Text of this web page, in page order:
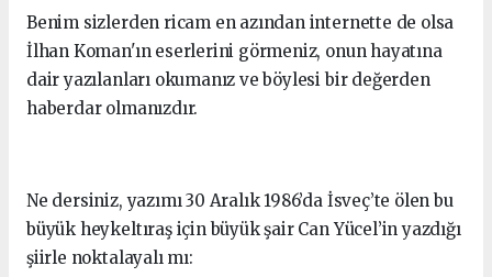
Benim sizlerden ricam en azından internette de olsa
İlhan Koman'ın eserlerini görmeniz, onun hayatına
dair yazılanları okumanız ve böylesi bir değerden
haberdar olmanızdır.
Ne dersiniz, yazımı 30 Aralık 1986’da İsveç’te ölen bu
büyük heykeltıraş için büyük şair Can Yücel’in yazdığı
şiirle noktalayalı mı: